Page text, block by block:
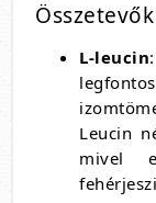
L-leucin
Leucin
mivel